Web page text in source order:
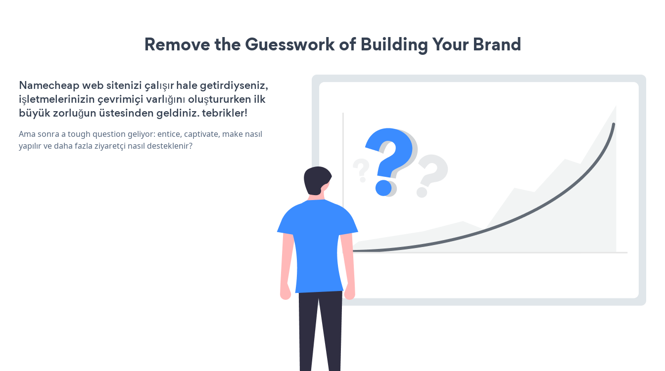
Remove the Guesswork of Building Your Brand
Namecheap web sitenizi çalışır hale getirdiyseniz,
işletmelerinizin çevrimiçi varlığını oluştururken ilk
büyük zorluğun üstesinden geldiniz. tebrikler!
Ama sonra a tough question geliyor: entice, captivate, make nasıl
yapılır ve daha fazla ziyaretçi nasıl desteklenir?